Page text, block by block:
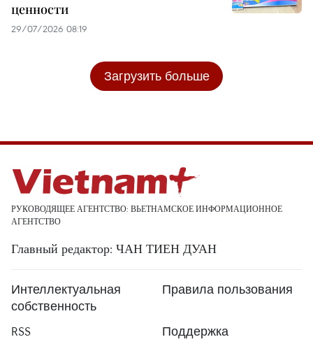
ценности
29/07/2026 08:19
Загрузить больше
РУКОВОДЯЩЕЕ АГЕНТСТВО: ВЬЕТНАМСКОЕ ИНФОРМАЦИОННОЕ
АГЕНТСТВО
Главный редактор: ЧАН ТИЕН ДУАН
Интеллектуальная
собственность
Правила пользования
RSS Поддержка